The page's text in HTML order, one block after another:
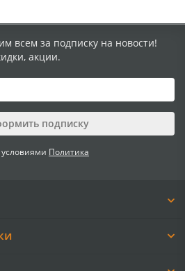
всем за подписку на новости!
акции.
подписку
условиями Политика